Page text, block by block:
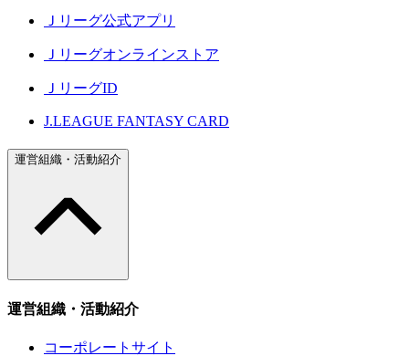
Ｊリーグ公式アプリ
Ｊリーグオンラインストア
ＪリーグID
J.LEAGUE FANTASY CARD
運営組織・活動紹介
運営組織・活動紹介
コーポレートサイト